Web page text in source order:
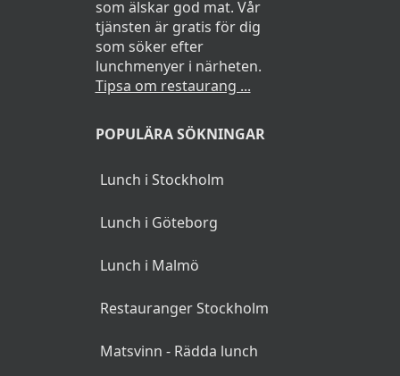
som älskar god mat. Vår
tjänsten är gratis för dig
som söker efter
lunchmenyer i närheten.
Tipsa om restaurang ...
POPULÄRA SÖKNINGAR
Lunch i Stockholm
Lunch i Göteborg
Lunch i Malmö
Restauranger Stockholm
Matsvinn - Rädda lunch